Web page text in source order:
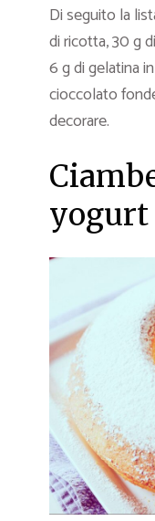
Di seguito la
di ricotta, 30 g
6 g di gelatina
cioccolato
decorare.
yogurt